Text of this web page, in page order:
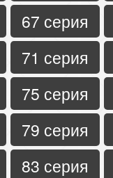
67 серия
71 серия
75 серия
79 серия
83 серия